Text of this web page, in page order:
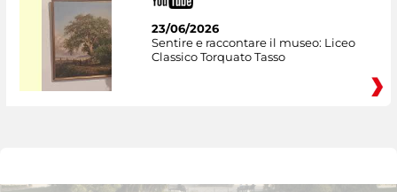
23/06/2026
Sentire e raccontare il museo: Liceo
Classico Torquato Tasso